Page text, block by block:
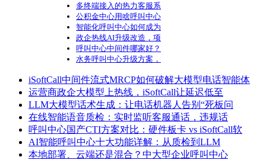
多终端接入的热力客服系
公积金中心用啥呼叫中心
智能化呼叫中心如何成为
政企热线AI升级改造，项
呼叫中心中间件哪家好？
水务呼叫中心升级方案，
iSoftCall中间件流式MRCP如何破解大模型电话智能体
运营商政企大模型上热线，iSoftCall让延迟低至
LLM大模型话术生成：让电话机器人告别“死板问
在线智能语音质检：实时监听客服通话，违规话
呼叫中心国产CTI方案对比：硬件板卡 vs iSoftCall软
AI智能呼叫中心十大功能详解：从质检到LLM
本地部署、云端还是混合？中大型企业呼叫中心